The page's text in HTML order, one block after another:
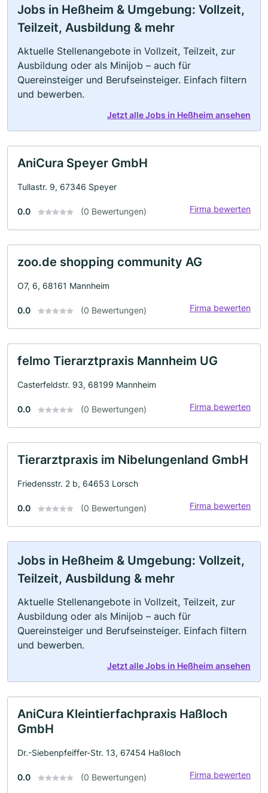
Jobs in Heßheim & Umgebung: Vollzeit,
Teilzeit, Ausbildung & mehr
Aktuelle Stellenangebote in Vollzeit, Teilzeit, zur
Ausbildung oder als Minijob – auch für
Quereinsteiger und Berufseinsteiger. Einfach filtern
und bewerben.
Jetzt alle Jobs in Heßheim ansehen
AniCura Speyer GmbH
Tullastr. 9, 67346 Speyer
0.0 (0 Bewertungen) Firma bewerten
zoo.de shopping community AG
O7, 6, 68161 Mannheim
0.0 (0 Bewertungen) Firma bewerten
felmo Tierarztpraxis Mannheim UG
Casterfeldstr. 93, 68199 Mannheim
0.0 (0 Bewertungen) Firma bewerten
Tierarztpraxis im Nibelungenland GmbH
Friedensstr. 2 b, 64653 Lorsch
0.0 (0 Bewertungen) Firma bewerten
Jobs in Heßheim & Umgebung: Vollzeit,
Teilzeit, Ausbildung & mehr
Aktuelle Stellenangebote in Vollzeit, Teilzeit, zur
Ausbildung oder als Minijob – auch für
Quereinsteiger und Berufseinsteiger. Einfach filtern
und bewerben.
Jetzt alle Jobs in Heßheim ansehen
AniCura Kleintierfachpraxis Haßloch
GmbH
Dr.-Siebenpfeiffer-Str. 13, 67454 Haßloch
0.0 (0 Bewertungen) Firma bewerten